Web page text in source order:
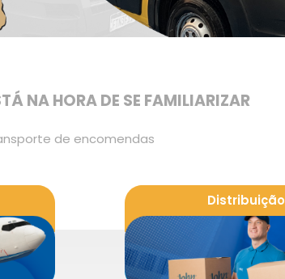
NA HORA DE SE FAMILIARIZAR
de encomendas
Distribuição
Gestão das